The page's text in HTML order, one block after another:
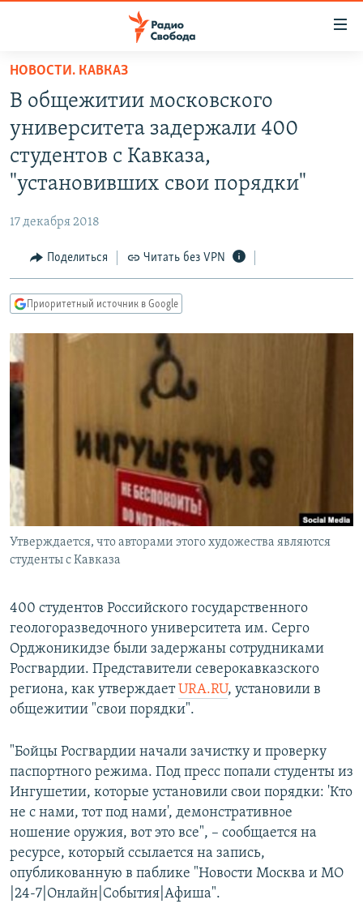
упрощенного
доступа
основному
содержанию
Вернутся
навигации
Вернутся
ПРОГРАММЫ
ПОДКАСТЫ
АВТОРСКИЕ ПРОЕКТЫ
ЦИТАТЫ СВОБОДЫ
КУЛЬТУРА
IDEL.РЕАЛИИ
КАВКАЗ.РЕАЛИИ
СИБИРЬ.РЕАЛИИ
РАСПИСАНИЕ ВЕЩАНИЯ
ПОДПИШИТЕСЬ НА РАССЫЛКУ
СОЦИАЛЬНЫЕ СЕТИ
Все сайты РСЕ/РС
НОВОСТИ. КАВКАЗ
В общежитии московского
университета задержали 400
студентов с Кавказа,
"установивших свои порядки"
17 декабря 2018
Поделиться Читать без VPN
Приоритетный источник в Google
Утверждается, что авторами этого художества являются
студенты с Кавказа
400 студентов Российского государственного
геологоразведочного университета им. Серго
Орджоникидзе были задержаны сотрудниками
Росгвардии. Представители северокавказского
региона, как утверждает URA.RU, установили в
общежитии "свои порядки".
"Бойцы Росгвардии начали зачистку и проверку
паспортного режима. Под пресс попали студенты из
Ингушетии, которые установили свои порядки: 'Кто
не с нами, тот под нами', демонстративное
ношение оружия, вот это все", – сообщается на
ресурсе, который ссылается на запись,
опубликованную в паблике "Новости Москва и МО
|24-7|Онлайн|События|Афиша".